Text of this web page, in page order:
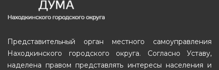
Представительный орган местного самоуправления
Находкинского городского округа. Согласно Уставу,
наделена правом представлять интересы населения и